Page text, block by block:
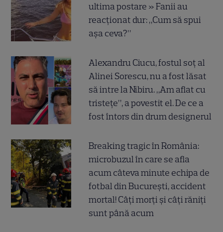
ultima postare » Fanii au
reacționat dur: „Cum să spui
așa ceva?”
Alexandru Ciucu, fostul soț al
Alinei Sorescu, nu a fost lăsat
să intre la Nibiru. „Am aflat cu
tristețe”, a povestit el. De ce a
fost întors din drum designerul
Breaking tragic în România:
microbuzul în care se afla
acum câteva minute echipa de
fotbal din București, accident
mortal! Câți morți și câți răniți
sunt până acum